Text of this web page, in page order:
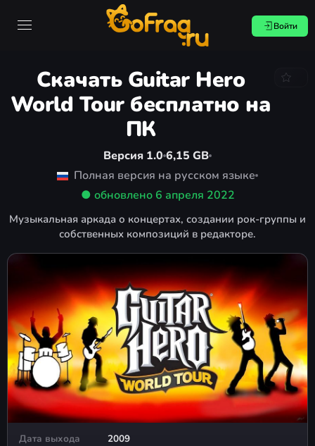
Войти
Скачать Guitar Hero
World Tour бесплатно на
ПК
Версия 1.0 6,15 GB
Полная версия на русском языке
● обновлено 6 апреля 2022
Музыкальная аркада о концертах, создании рок-группы и
собственных композиций в редакторе.
Дата выхода
2009